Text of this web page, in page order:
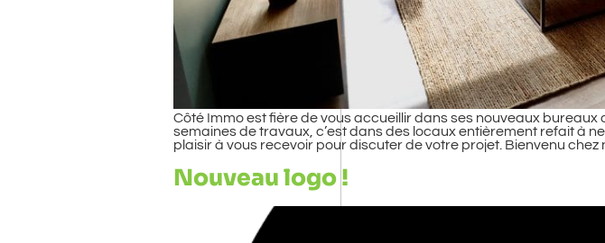
Côté Immo est fière de vous accueillir dans ses nouveaux
semaines de travaux, c’est dans des locaux entièrement refait à
plaisir à vous recevoir pour discuter de votre projet. Bienvenu chez
Nouveau logo !